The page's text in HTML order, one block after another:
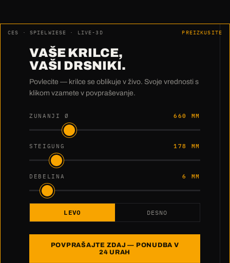
CES · SPIELWIESE · LIVE-3D PREIZKUSITE
VAŠE KRILCE,
VAŠI DRSNIKI.
Povlecite — krilce se oblikuje v živo. Svoje vrednosti s
klikom vzamete v povpraševanje.
ZUNANJI Ø 660 MM
STEIGUNG 178 MM
DEBELINA 6 MM
LEVO DESNO
POVPRAŠAJTE ZDAJ — PONUDBA V
24 URAH